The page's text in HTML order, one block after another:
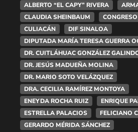
ALBERTO “EL CAPY” RIVERA
CLAUDIA SHEINBAUM
CULIACÁN
DIF SINALOA
DIPUTADA MARÍA TERESA GUERRA
DR. CUITLÁHUAC GONZÁLEZ
DR. JESÚS MADUEÑA MOLINA
DR. MARIO SOTO VELÁZQUEZ
DRA. CECILIA RAMÍREZ MONTOYA
ENEYDA ROCHA RUIZ
ENRIQUE
ESTRELLA PALACIOS
FELICIANO
GERARDO MÉRIDA SÁNCHEZ